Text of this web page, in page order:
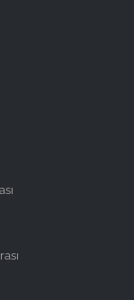
nasıl